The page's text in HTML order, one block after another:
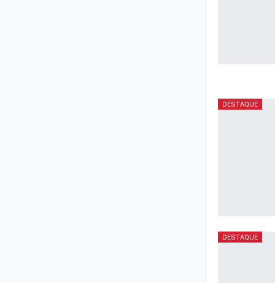
DESTAQUE
DESTAQUE